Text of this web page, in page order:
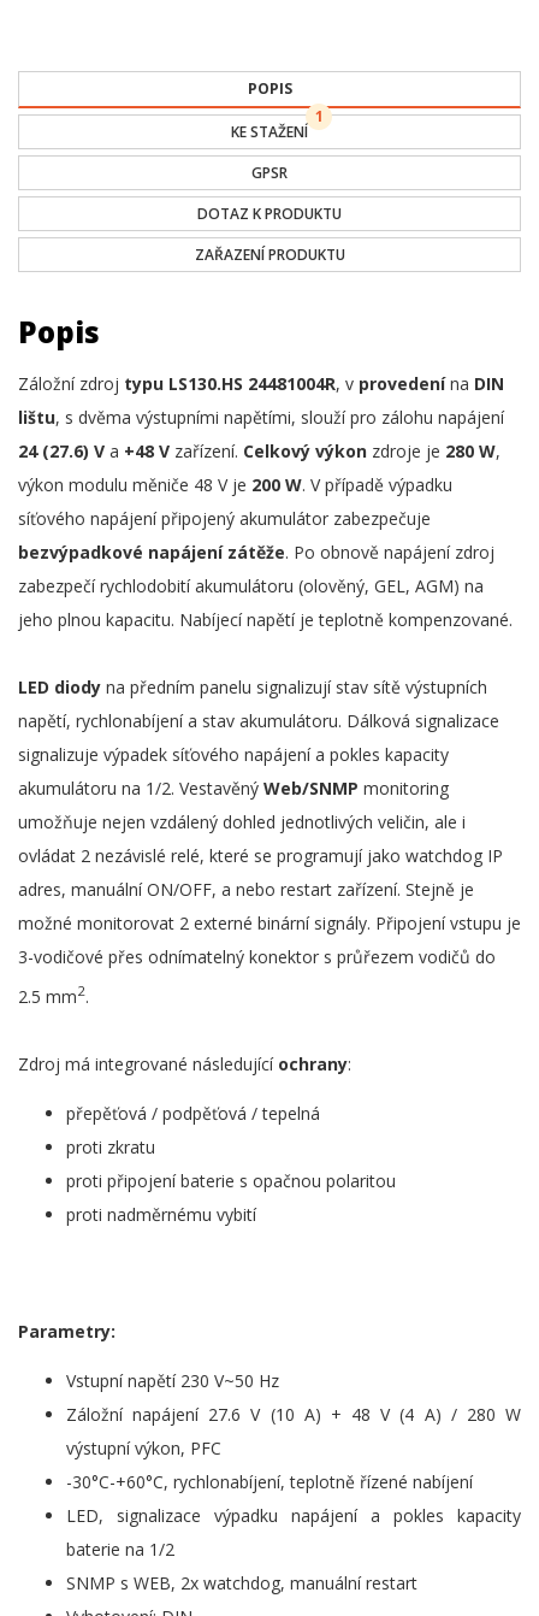
POPIS
KE STAŽENÍ
1
GPSR
DOTAZ K PRODUKTU
ZAŘAZENÍ PRODUKTU
Popis
Záložní zdroj typu LS130.HS 24481004R, v provedenína DIN
lištu, s dvěma výstupními napětími, slouží pro zálohu napájení
24 (27.6) V a +48 V zařízení. Celkový výkon zdroje je 280 W,
výkon modulu měniče 48 V je 200 W. V případě výpadku
síťového napájení připojený akumulátor zabezpečuje
bezvýpadkové napájení zátěže. Po obnově napájení zdroj
zabezpečí rychlodobití akumulátoru (olověný, GEL, AGM) na
jeho plnou kapacitu. Nabíjecí napětí je teplotně kompenzované.
LED diody na předním panelu signalizují stav sítě výstupních
napětí, rychlonabíjení a stav akumulátoru. Dálková signalizace
signalizuje výpadek síťového napájení a pokles kapacity
akumulátoru na 1/2. Vestavěný Web/SNMP monitoring
umožňuje nejen vzdálený dohled jednotlivých veličin, ale i
ovládat 2 nezávislé relé, které se programují jako watchdog IP
adres, manuální ON/OFF, a nebo restart zařízení. Stejně je
možné monitorovat 2 externé binární signály. Připojení vstupu je
3-vodičové přes odnímatelný konektor s průřezem vodičů do
2.5 mm2.
Zdroj má integrované následující ochrany:
přepěťová / podpěťová / tepelná
proti zkratu
proti připojení baterie s opačnou polaritou
proti nadměrnému vybití
Parametry:
Vstupní napětí 230 V~50 Hz
Záložní napájení 27.6 V (10 A) + 48 V (4 A) / 280 W
výstupní výkon, PFC
-30°C-+60°C, rychlonabíjení, teplotně řízené nabíjení
LED, signalizace výpadku napájení a pokles kapacity
baterie na 1/2
SNMP s WEB, 2x watchdog, manuální restart